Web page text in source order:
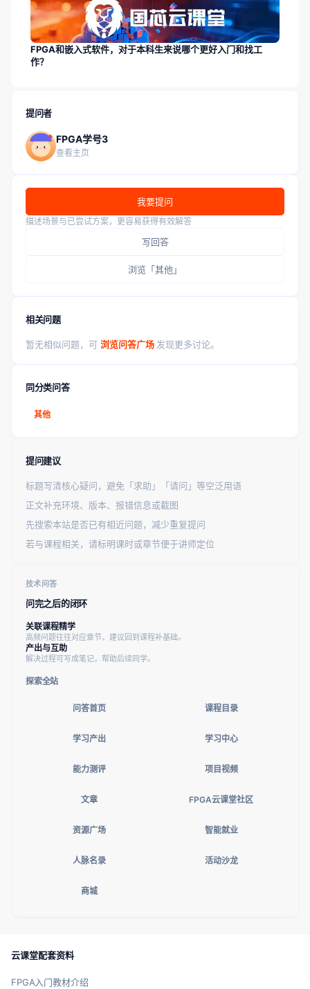
FPGA和嵌入式软件，对于本科生来说哪个更好入门和找工
作？
提问者
FPGA学号3
查看主页
我要提问
描述场景与已尝试方案，更容易获得有效解答
写回答
浏览「其他」
相关问题
暂无相似问题，可 浏览问答广场 发现更多讨论。
同分类问答
其他
提问建议
标题写清核心疑问，避免「求助」「请问」等空泛用语
正文补充环境、版本、报错信息或截图
先搜索本站是否已有相近问题，减少重复提问
若与课程相关，请标明课时或章节便于讲师定位
技术问答
问完之后的闭环
关联课程精学
高频问题往往对应章节，建议回到课程补基础。
产出与互助
解决过程可写成笔记，帮助后续同学。
探索全站
问答首页 课程目录
学习产出 学习中心
能力测评 项目视频
文章 FPGA云课堂社区
资源广场 智能就业
人脉名录 活动沙龙
商城
云课堂配套资料
FPGA入门教材介绍